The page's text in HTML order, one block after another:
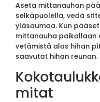
Aseta mittanauhan
selkäpuolella, vedä
yläsaumaa. Kun
mittanauha paikallaan
vetämistä alas hihan
saavutat hihan reunan.
mitat